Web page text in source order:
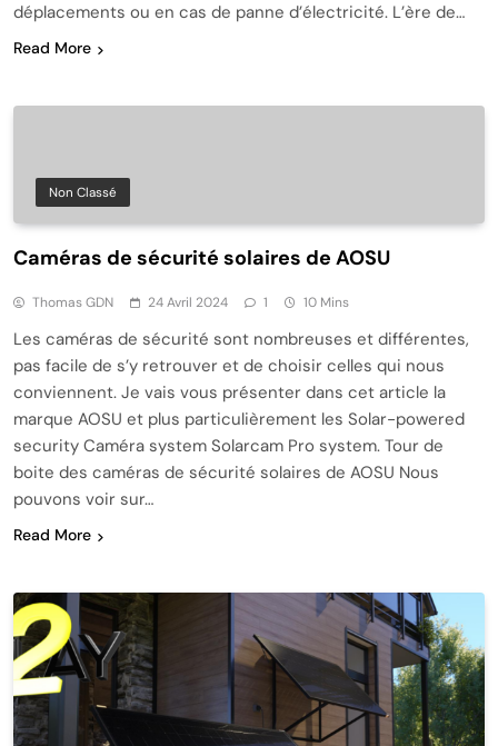
déplacements ou en cas de panne d’électricité. L’ère de…
Read More
Non Classé
Caméras de sécurité solaires de AOSU
Thomas GDN 24 Avril 2024 1 10 Mins
Les caméras de sécurité sont nombreuses et différentes,
pas facile de s’y retrouver et de choisir celles qui nous
conviennent. Je vais vous présenter dans cet article la
marque AOSU et plus particulièrement les Solar-powered
security Caméra system Solarcam Pro system. Tour de
boite des caméras de sécurité solaires de AOSU Nous
pouvons voir sur…
Read More